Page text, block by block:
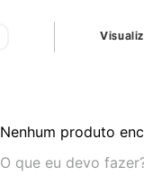
Nenhum produto
O que eu devo